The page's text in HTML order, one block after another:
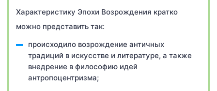
Характеристику Эпохи Возрождения кратко
можно представить так:
происходило возрождение античных
традиций в искусстве и литературе, а также
внедрение в философию идей
антропоцентризма;